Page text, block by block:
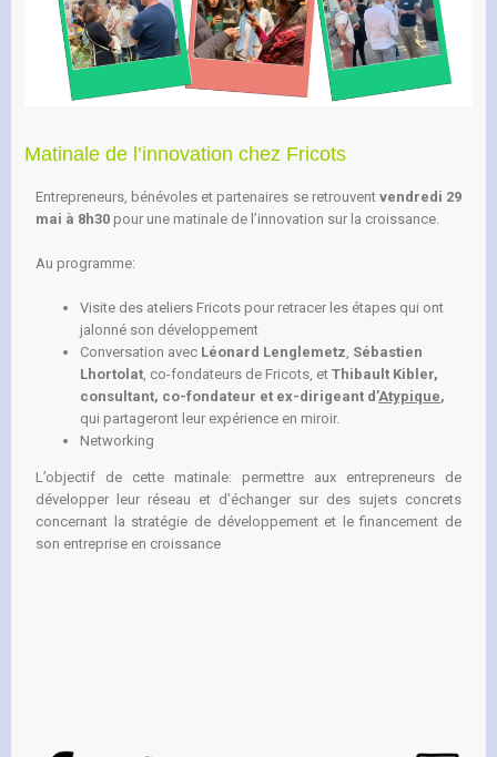
Matinale de l’innovation chez Fricots
Entrepreneurs, bénévoles et partenaires se retrouvent vendredi 29
mai à 8h30 pour une matinale de l’innovation sur la croissance.
Au programme:
Visite des ateliers Fricots pour retracer les étapes qui ont
jalonné son développement
Conversation avec Léonard Lenglemetz Sébastien
Lhortolat , co-fondateurs de Fricots, et Thibault Kibler,
consultant, co-fondateur et ex-dirigeant d’Atypique,
qui partageront leur expérience en miroir.
Networking
L’objectif de cette matinale: permettre aux entrepreneurs de
développer leur réseau et d’échanger sur des sujets concrets
concernant la stratégie de développement et le financement de
son entreprise en croissance